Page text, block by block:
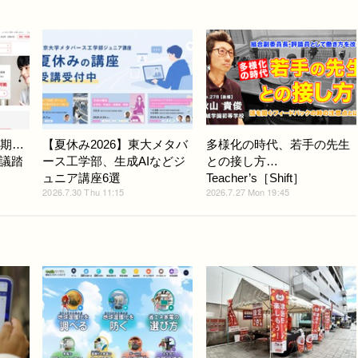
期…
踏
【夏休み2026】東大メタバ
ース工学部、生成AIなどジ
ュニア講座6選
2026.7.30 Thu 11:15
多様化の時代、若手の先生
との接し方…
Teacher’s［Shift］
2026.7.27 Mon 19:45